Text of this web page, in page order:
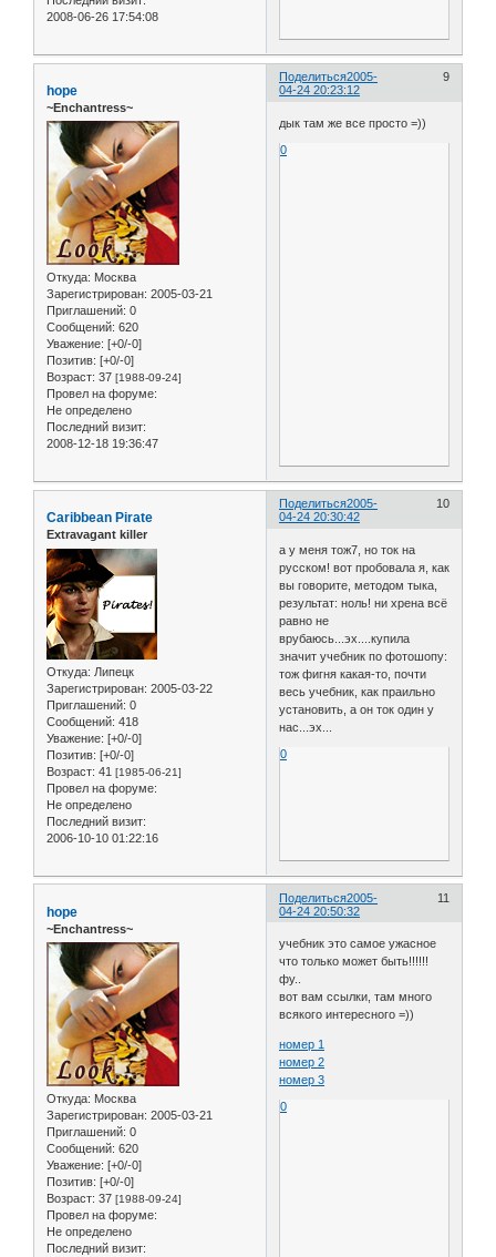
2008-06-26 17:54:08
Поделиться 9
2005-
04-24 20:23:12
hope
~Enchantress~
Откуда: Москва
Зарегистрирован: 2005-03-21
Приглашений: 0
Сообщений: 620
Уважение: [+0/-0]
Позитив: [+0/-0]
Возраст: 37 [1988-09-24]
Провел на форуме:
Не определено
Последний визит:
2008-12-18 19:36:47
дык там же все просто =))
0
Поделиться 10
2005-
04-24 20:30:42
Caribbean Pirate
Extravagant killer
Откуда: Липецк
Зарегистрирован: 2005-03-22
Приглашений: 0
Сообщений: 418
Уважение: [+0/-0]
Позитив: [+0/-0]
Возраст: 41 [1985-06-21]
Провел на форуме:
Не определено
Последний визит:
2006-10-10 01:22:16
а у меня тож7, но ток на
русском! вот пробовала я, как
вы говорите, методом тыка,
результат: ноль! ни хрена всё
равно не
врубаюсь...эх....купила
значит учебник по фотошопу:
тож фигня какая-то, почти
весь учебник, как праильно
установить, а он ток один у
нас...эх...
0
Поделиться 11
2005-
04-24 20:50:32
hope
~Enchantress~
Откуда: Москва
Зарегистрирован: 2005-03-21
Приглашений: 0
Сообщений: 620
Уважение: [+0/-0]
Позитив: [+0/-0]
Возраст: 37 [1988-09-24]
Провел на форуме:
Не определено
Последний визит:
учебник это самое ужасное
что только может быть!!!!!!
фу..
вот вам ссылки, там много
всякого интересного =))
номер 1
номер 2
номер 3
0